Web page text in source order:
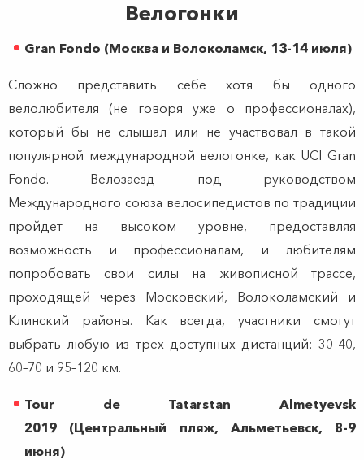
Велогонки
Gran Fondo (Москва и Волоколамск, 13-14 июля)
Сложно представить себе хотя бы одного
велолюбителя (не говоря уже о профессионалах),
который бы не слышал или не участвовал в такой
популярной международной велогонке, как UCI Gran
Fondo. Велозаезд под руководством
Международного союза велосипедистов по традиции
пройдет на высоком уровне, предоставляя
возможность и профессионалам, и любителям
попробовать свои силы на живописной трассе,
проходящей через Московский, Волоколамский и
Клинский районы. Как всегда, участники смогут
выбрать любую из трех доступных дистанций: 30–40,
60–70 и 95–120 км.
Tour de Tatarstan Almetyevsk
2019 (Центральный пляж, Альметьевск, 8-9
июня)